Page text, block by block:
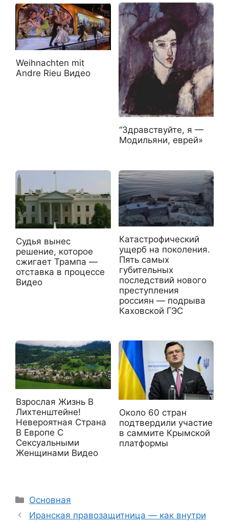
Weihnachten mit
Andre Rieu Видео
“Здравствуйте, я —
Модильяни, еврей»
Судья вынес
решение, которое
сжигает Трампа —
отставка в процессе
Видео
Катастрофический
ущерб на поколения.
Пять самых
губительных
последствий нового
преступления
россиян — подрыва
Каховской ГЭС
Взрослая Жизнь В
Лихтенштейне!
Невероятная Страна
В Европе С
Сексуальными
Женщинами Видео
Около 60 стран
подтвердили участие
в саммите Крымской
платформы
Рубрики
Основная
Иранская правозащитница — как внутри